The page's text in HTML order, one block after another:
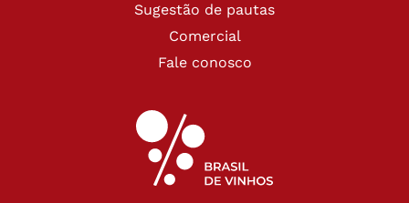
Sugestão de pautas
Comercial
Fale conosco